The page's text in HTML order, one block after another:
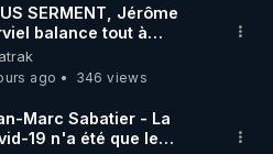
sont aussi sur la
SERMENT, Jérôme
balance tout à
!
ago
346 views
Marc Sabatier - La
19 n'a été que le